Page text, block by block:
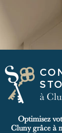
à
Optimisez
Cluny grâce à